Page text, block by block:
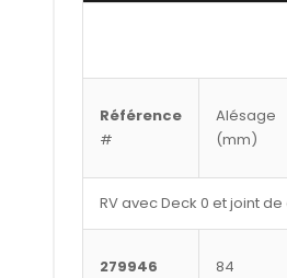
Référence
#
Alésage
(mm)
RV avec Deck 0 et joint
279946 84